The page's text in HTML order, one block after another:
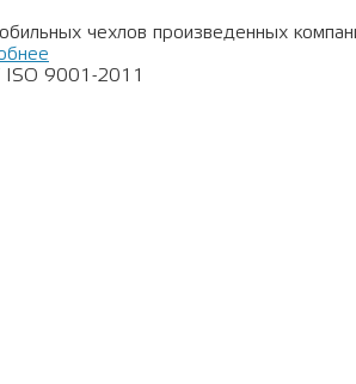
чехлов произведенных
ISO 9001-2011